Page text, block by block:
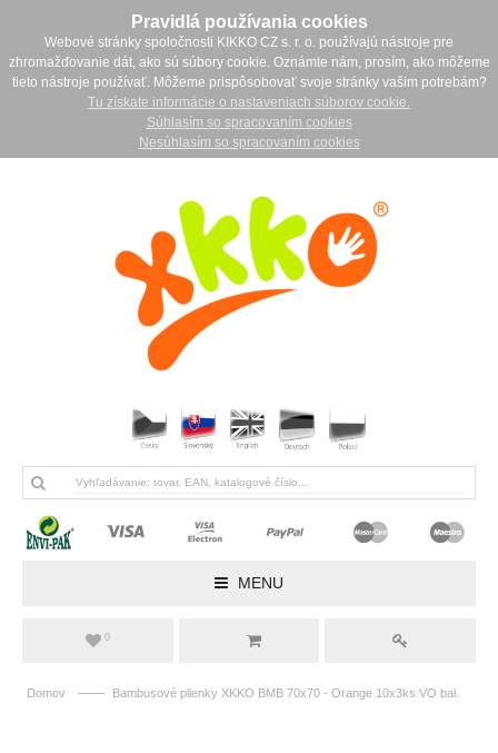
Pravidlá používania cookies
Webové stránky spoločnosti KIKKO CZ s. r. o. používajú nástroje pre
zhromažďovanie dát, ako sú súbory cookie. Oznámte nám, prosím, ako môžeme
tieto nástroje používať. Môžeme prispôsobovať svoje stránky vašim potrebám?
Tu získate informácie o nastaveniach súborov cookie.
Súhlasím so spracovaním cookies
Nesúhlasím so spracovaním cookies
MENU
0
Domov —— Bambusové plienky XKKO BMB 70x70 - Orange 10x3ks VO bal.